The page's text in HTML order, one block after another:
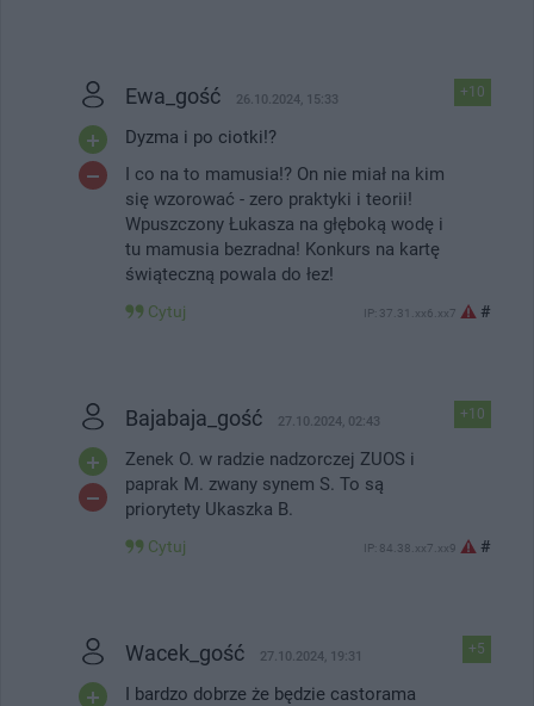
+10
Ewa_gość 26.10.2024, 15:33
Dyzma i po ciotki!?
I co na to mamusia!? On nie miał na kim
się wzorować - zero praktyki i teorii!
Wpuszczony Łukasza na głęboką wodę i
tu mamusia bezradna! Konkurs na kartę
świąteczną powala do łez!
Cytuj IP: 37.31.xx6.xx7 #
+10
Bajabaja_gość 27.10.2024, 02:43
Zenek O. w radzie nadzorczej ZUOS i
paprak M. zwany synem S. To są
priorytety Ukaszka B.
Cytuj IP: 84.38.xx7.xx9 #
+5
Wacek_gość 27.10.2024, 19:31
I bardzo dobrze że będzie castorama